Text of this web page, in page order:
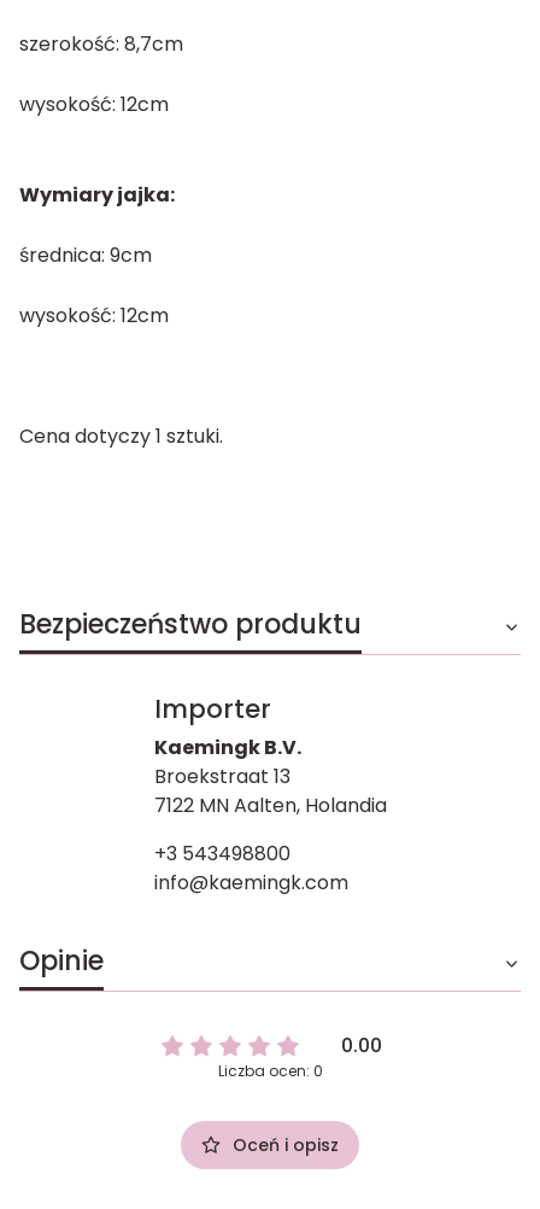
szerokość: 8,7cm
wysokość: 12cm
Wymiary jajka:
średnica: 9cm
wysokość: 12cm
Cena dotyczy 1 sztuki.
Bezpieczeństwo produktu
Importer
Kaemingk B.V.
Broekstraat 13
7122 MN Aalten, Holandia
+3 543498800
info@kaemingk.com
Opinie
0.00
Liczba ocen: 0
Oceń i opisz